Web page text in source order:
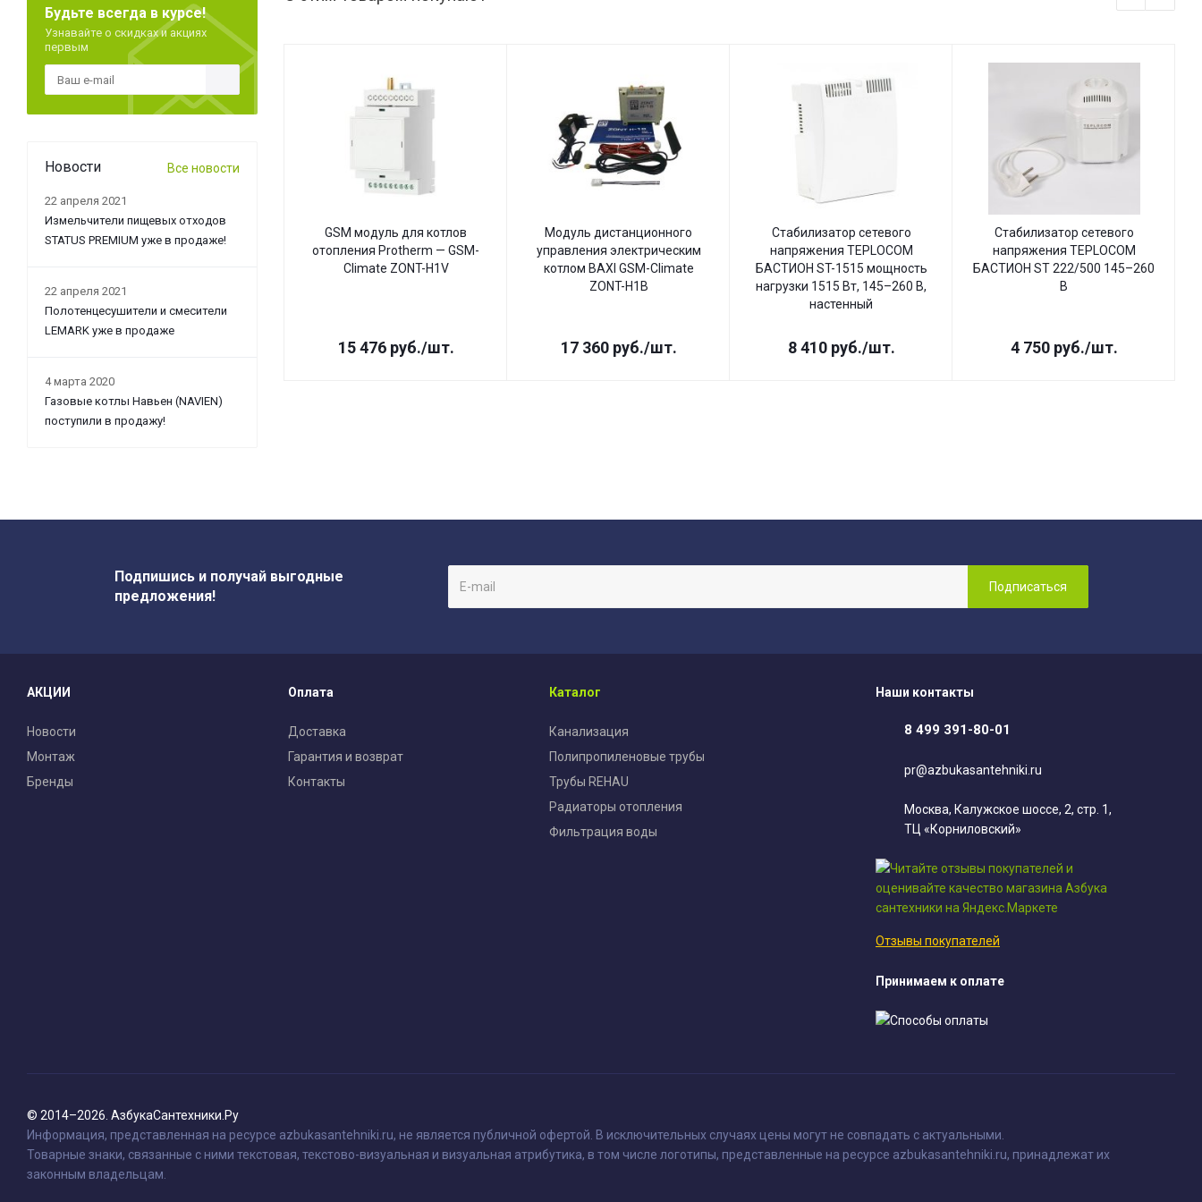
GSM модуль для котлов
отопления Protherm — GSM-
Climate ZONT-H1V
15 476руб./шт.
Модуль дистанционного
управления электрическим
котлом BAXI GSM-Climate
ZONT-H1B
17 360руб./шт.
Стабилизатор сетевого
напряжения TEPLOCOM
БАСТИОН ST-1515 мощность
нагрузки 1515 Вт, 145–260 В,
настенный
8 410руб./шт.
Стабилизатор сетевого
напряжения TEPLOCOM
БАСТИОН ST 222/500 145–260
В
4 750руб./шт.
Будьте всегда в курсе!
Узнавайте о скидках и акциях
первым
Новости Все новости
22 апреля 2021
Измельчители пищевых отходов
STATUS PREMIUM уже в продаже!
22 апреля 2021
Полотенцесушители и смесители
LEMARK уже в продаже
4 марта 2020
Газовые котлы Навьен (NAVIEN)
поступили в продажу!
Подпишись и получай выгодные
предложения!
АКЦИИ
Новости
Монтаж
Бренды
Оплата
Доставка
Гарантия и возврат
Контакты
Каталог
Канализация
Полипропиленовые трубы
Трубы REHAU
Радиаторы отопления
Фильтрация воды
Наши контакты
8 499 391-80-01
pr@azbukasantehniki.ru
Москва, Калужское шоссе, 2, стр. 1,
ТЦ «Корниловский»
Отзывы покупателей
Принимаем к оплате
© 2014–2026. АзбукаСантехники.Ру
Информация, представленная на ресурсе azbukasantehniki.ru, не является публичной офертой. В исключительных случаях цены могут не совпадать с актуальными.
Товарные знаки, связанные с ними текстовая, текстово-визуальная и визуальная атрибутика, в том числе логотипы, представленные на ресурсе azbukasantehniki.ru, принадлежат их
законным владельцам.